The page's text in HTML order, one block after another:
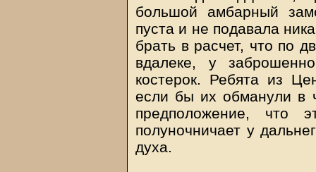
большой амбарный
пуста и не подавала
брать в расчет, что по
вдалеке, у
костерок. Ребята из
если бы их обманули в
предположение, что
полуночничает у
духа.